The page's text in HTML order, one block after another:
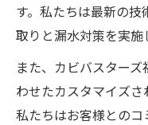
す。私たちは最新の
取りと漏水対策を実施
また、カビバスター
わせたカスタマイズさ
私たちはお客様との